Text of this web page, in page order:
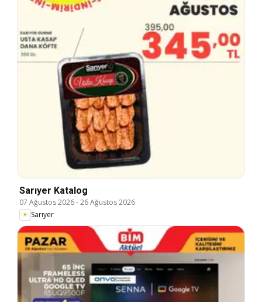
Sarıyer Katalog
07 Ağustos 2026-26 Ağustos 2026
Sarıyer